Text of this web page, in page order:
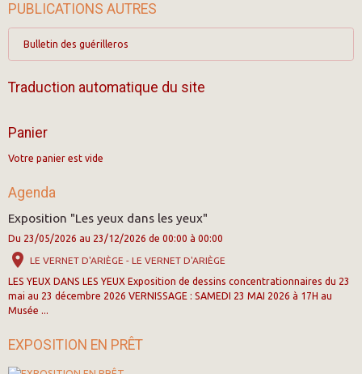
PUBLICATIONS AUTRES
Bulletin des guérilleros
Traduction automatique du site
Panier
Votre panier est vide
Agenda
Exposition "Les yeux dans les yeux"
Du 23/05/2026 au 23/12/2026 de 00:00 à 00:00
LE VERNET D'ARIÈGE - LE VERNET D'ARIÈGE
LES YEUX DANS LES YEUX Exposition de dessins concentrationnaires du 23
mai au 23 décembre 2026 VERNISSAGE : SAMEDI 23 MAI 2026 à 17H au
Musée ...
EXPOSITION EN PRÊT